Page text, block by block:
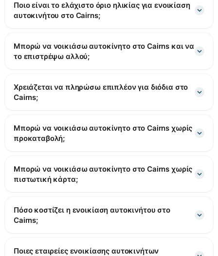
Ποιο είναι το ελάχιστο όριο ηλικίας για ενοικίαση
αυτοκινήτου στο Cairns;
Μπορώ να νοικιάσω αυτοκίνητο στο Cairns και να
το επιστρέψω αλλού;
Χρειάζεται να πληρώσω επιπλέον για διόδια στο
Cairns;
Μπορώ να νοικιάσω αυτοκίνητο στο Cairns χωρίς
προκαταβολή;
Μπορώ να νοικιάσω αυτοκίνητο στο Cairns χωρίς
πιστωτική κάρτα;
Πόσο κοστίζει η ενοικίαση αυτοκινήτου στο
Cairns;
Ποιες εταιρείες ενοικίασης αυτοκινήτων